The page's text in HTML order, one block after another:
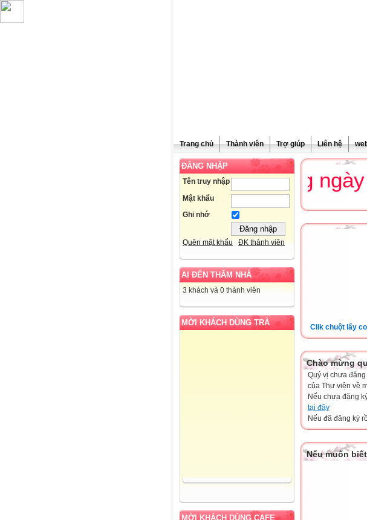
Trang chủ Thành viên Trợ giúp Liên hệ
ĐĂNG NHẬP
Tên truy nhập
Mật khẩu
Ghi nhớ
Quên mật khẩu ĐK thành viên
AI ĐẾN THĂM NHÀ
3 khách và 0 thành viên
MỜI KHÁCH DÙNG TRÀ
MỜI KHÁCH DÙNG CAFE
Chúc mừng ngày
Clik chuột lấy code
Chào mừng
Quý vị chưa
của Thư viện về
Nếu chưa đăng
tại đây
Nếu đã đăng ký
Nếu muốn